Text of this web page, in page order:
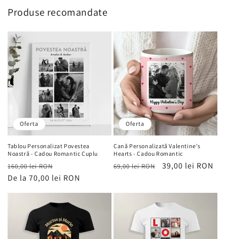
Produse recomandate
Oferta
Tablou Personalizat Povestea
Noastră - Cadou Romantic Cuplu
Preț
obișnuit
160,00 lei RON
de
De la 70,00 lei RON
Oferta
Cană Personalizată Valentine's
Hearts - Cadou Romantic
Preț
69,00 lei RON
Preț
39,00 lei RON